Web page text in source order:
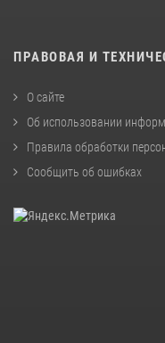
ПРАВОВАЯ И
О сайте
Об использовании
Правила обработки
Сообщить об ошибках